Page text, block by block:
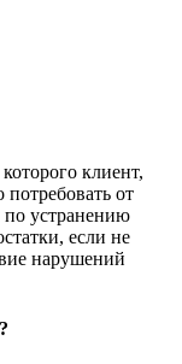
клиент,
потребовать от
по устранению
если не
нарушений